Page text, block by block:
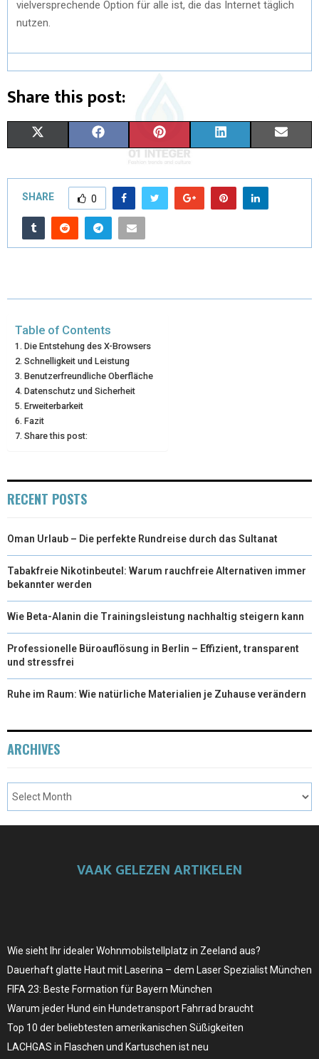
vielversprechende Option für alle ist, die das Internet täglich
nutzen.
Share this post:
I
)
C
E
B
I
N
T
N
K
SHARE 0
Table of Contents
Die Entstehung des X-Browsers
Schnelligkeit und Leistung
Benutzerfreundliche Oberfläche
Datenschutz und Sicherheit
Erweiterbarkeit
Fazit
Share this post:
RECENT POSTS
Oman Urlaub – Die perfekte Rundreise durch das Sultanat
Tabakfreie Nikotinbeutel: Warum rauchfreie Alternativen immer
bekannter werden
Wie Beta-Alanin die Trainingsleistung nachhaltig steigern kann
Professionelle Büroauflösung in Berlin – Effizient, transparent
und stressfrei
Ruhe im Raum: Wie natürliche Materialien je Zuhause verändern
ARCHIVES
VAAK GELEZEN ARTIKELEN
Wie sieht Ihr idealer Wohnmobilstellplatz in Zeeland aus?
Dauerhaft glatte Haut mit Laserina – dem Laser Spezialist München
FIFA 23: Beste Formation für Bayern München
Warum jeder Hund ein Hundetransport Fahrrad braucht
Top 10 der beliebtesten amerikanischen Süßigkeiten
LACHGAS in Flaschen und Kartuschen ist neu